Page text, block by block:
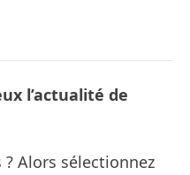
l’actualité de
Alors sélectionnez